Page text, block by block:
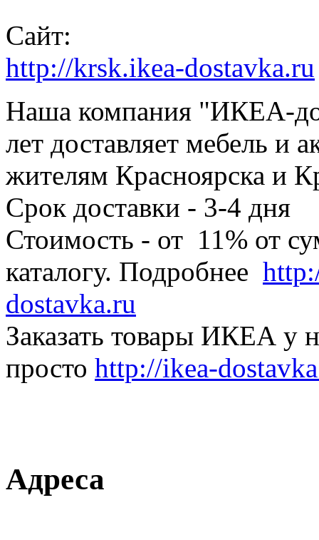
Сайт:
http://krsk.ikea-dostavka.ru
Наша компания "ИКЕА-
лет доставляет мебель и
жителям Красноярска и
Срок доставки - 3-4 дня
Стоимость - от 11% от
каталогу. Подробнее
dostavka.ru
Заказать товары ИКЕА у
просто http://ikea-
Адреса